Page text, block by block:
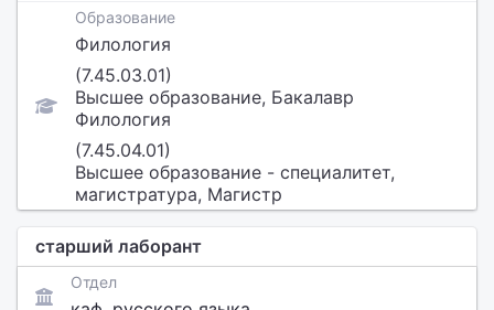
Образование
Филология
(7.45.03.01)
Высшее образование, Бакалавр
Филология
(7.45.04.01)
Высшее образование - специалитет,
магистратура, Магистр
старший лаборант
Отдел